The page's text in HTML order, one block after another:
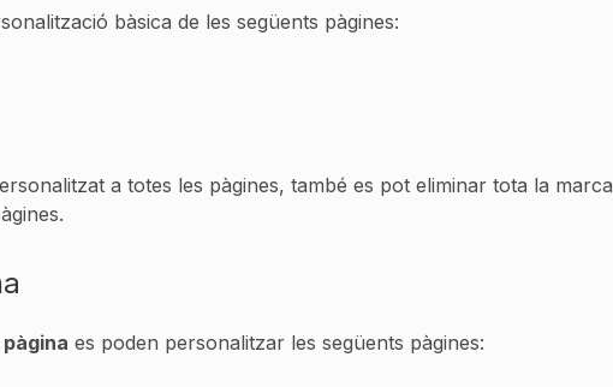
bàsica de les següents pàgines:
a totes les pàgines, també es pot eliminar tota la marca
es poden personalitzar les següents pàgines: